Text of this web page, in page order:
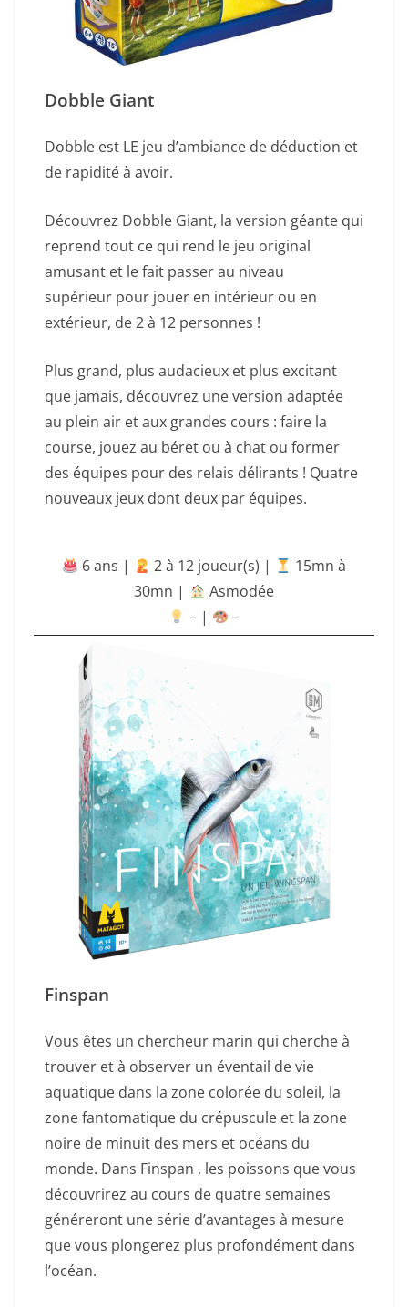
Dobble Giant
Dobble est LE jeu d’ambiance de déduction et
de rapidité à avoir.
Découvrez Dobble Giant, la version géante qui
reprend tout ce qui rend le jeu original
amusant et le fait passer au niveau
supérieur pour jouer en intérieur ou en
extérieur, de 2 à 12 personnes !
Plus grand, plus audacieux et plus excitant
que jamais, découvrez une version adaptée
au plein air et aux grandes cours : faire la
course, jouez au béret ou à chat ou former
des équipes pour des relais délirants ! Quatre
nouveaux jeux dont deux par équipes.
6 ans | ‍ 2 à 12 joueur(s) |
15mn à
30mn |
Asmodée
– |
–
Finspan
Vous êtes un chercheur marin qui cherche à
trouver et à observer un éventail de vie
aquatique dans la zone colorée du soleil, la
zone fantomatique du crépuscule et la zone
noire de minuit des mers et océans du
monde. Dans Finspan , les poissons que vous
découvrirez au cours de quatre semaines
généreront une série d’avantages à mesure
que vous plongerez plus profondément dans
l’océan.